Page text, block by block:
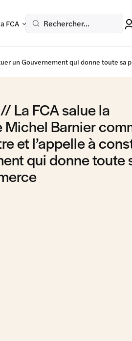
FCA Rechercher...
un Gouvernement qui donne toute sa
La FCA salue la
Barnier
et l’appelle à
qui donne toute